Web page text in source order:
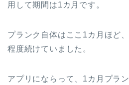
用して期間は1カ月です。
プランク自体はここ1カ月ほど
程度続けていました。
アプリにならって、1カ月プラ